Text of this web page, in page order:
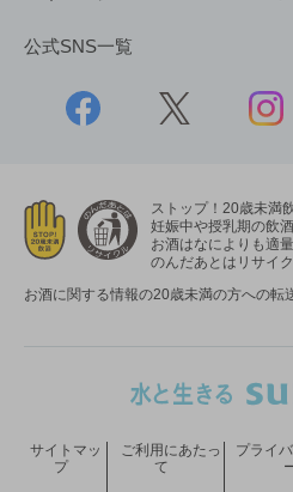
公式SNS一覧
ストップ！20歳未満
妊娠中や授乳期の飲
お酒はなによりも適量
のんだあとはリサイク
お酒に関する情報の20歳未満の方への転
サイトマッ
プ
ご利用にあたっ
て
プライ